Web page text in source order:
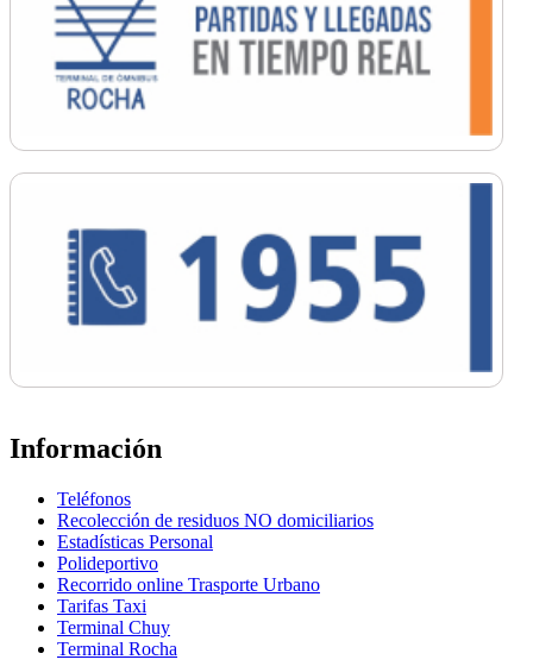
Información
Teléfonos
Recolección de residuos NO domiciliarios
Estadísticas Personal
Polideportivo
Recorrido online Trasporte Urbano
Tarifas Taxi
Terminal Chuy
Terminal Rocha